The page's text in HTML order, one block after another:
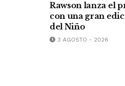
Rawson lanza el
con una gran
del Niño
3 AGOSTO - 2026